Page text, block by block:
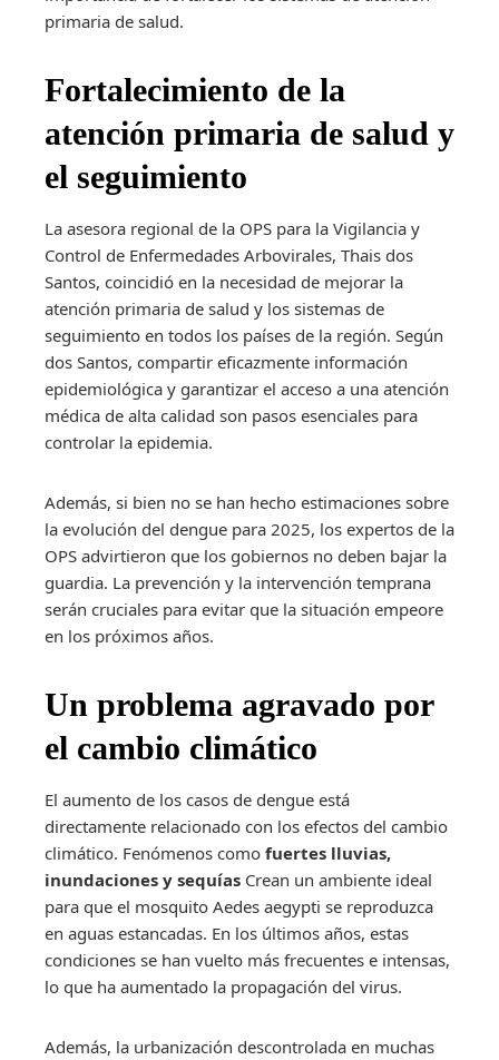
primaria de salud.
Fortalecimiento de la
atención primaria de salud y
el seguimiento
La asesora regional de la OPS para la Vigilancia y
Control de Enfermedades Arbovirales, Thais dos
Santos, coincidió en la necesidad de mejorar la
atención primaria de salud y los sistemas de
seguimiento en todos los países de la región. Según
dos Santos, compartir eficazmente información
epidemiológica y garantizar el acceso a una atención
médica de alta calidad son pasos esenciales para
controlar la epidemia.
Además, si bien no se han hecho estimaciones sobre
la evolución del dengue para 2025, los expertos de la
OPS advirtieron que los gobiernos no deben bajar la
guardia. La prevención y la intervención temprana
serán cruciales para evitar que la situación empeore
en los próximos años.
Un problema agravado por
el cambio climático
El aumento de los casos de dengue está
directamente relacionado con los efectos del cambio
climático. Fenómenos como fuertes lluvias,
inundaciones y sequías Crean un ambiente ideal
para que el mosquito Aedes aegypti se reproduzca
en aguas estancadas. En los últimos años, estas
condiciones se han vuelto más frecuentes e intensas,
lo que ha aumentado la propagación del virus.
Además, la urbanización descontrolada en muchas